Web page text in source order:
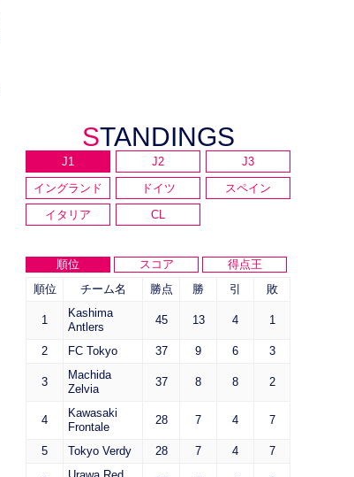
STANDINGS
J1 J2
J3
イングランド
ドイツ
スペイン
イタリア
CL
順位 スコア
得点王
順位
チーム名 勝点 勝 引 敗
1
Kashima
Antlers
45 13 4 1
2 FC Tokyo 37 9 6 3
3
Machida
Zelvia
37 8 8 2
4
Kawasaki
Frontale
28 7 4 7
5 Tokyo Verdy 28 7 4 7